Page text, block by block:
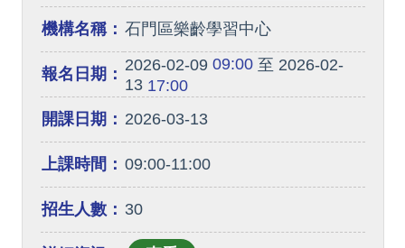
機構名稱： 石門區樂齡學習中心
報名日期： 2026-02-0909:00至 2026-02-
1317:00
開課日期： 2026-03-13
上課時間： 09:00-11:00
招生人數： 30